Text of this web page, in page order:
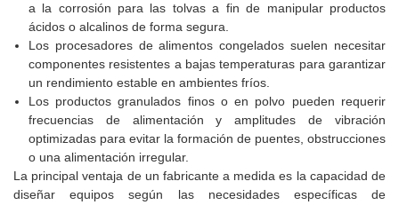
a la corrosión para las tolvas a fin de manipular productos
ácidos o alcalinos de forma segura.
Los procesadores de alimentos congelados suelen necesitar
componentes resistentes a bajas temperaturas para garantizar
un rendimiento estable en ambientes fríos.
Los productos granulados finos o en polvo pueden requerir
frecuencias de alimentación y amplitudes de vibración
optimizadas para evitar la formación de puentes, obstrucciones
o una alimentación irregular.
La principal ventaja de un fabricante a medida es la capacidad de
diseñar equipos según las necesidades específicas de